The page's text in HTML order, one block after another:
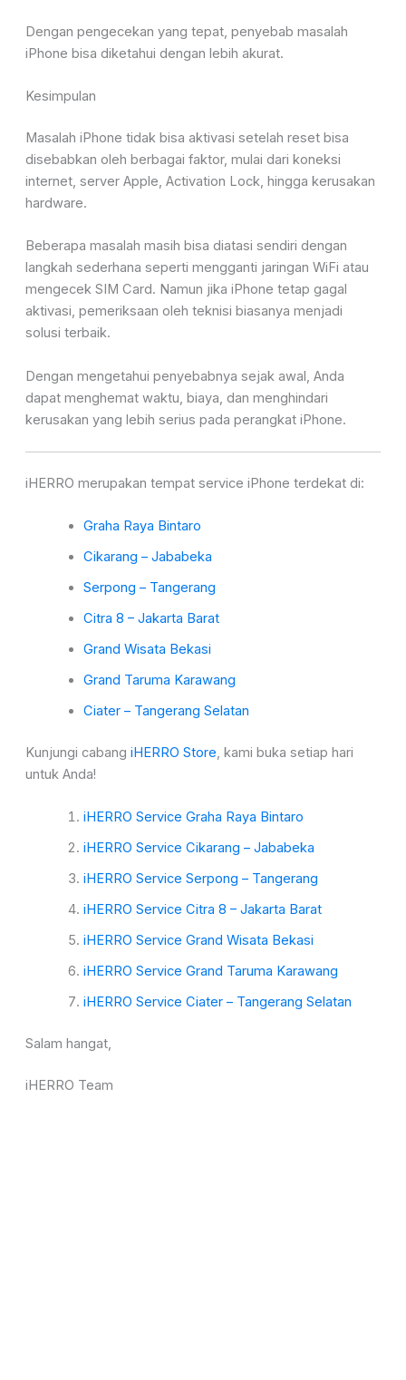
Dengan pengecekan yang tepat, penyebab masalah
iPhone bisa diketahui dengan lebih akurat.
Kesimpulan
Masalah iPhone tidak bisa aktivasi setelah reset bisa
disebabkan oleh berbagai faktor, mulai dari koneksi
internet, server Apple, Activation Lock, hingga kerusakan
hardware.
Beberapa masalah masih bisa diatasi sendiri dengan
langkah sederhana seperti mengganti jaringan WiFi atau
mengecek SIM Card. Namun jika iPhone tetap gagal
aktivasi, pemeriksaan oleh teknisi biasanya menjadi
solusi terbaik.
Dengan mengetahui penyebabnya sejak awal, Anda
dapat menghemat waktu, biaya, dan menghindari
kerusakan yang lebih serius pada perangkat iPhone.
iHERRO merupakan tempat service iPhone terdekat di:
Graha Raya Bintaro
Cikarang – Jababeka
Serpong – Tangerang
Citra 8 – Jakarta Barat
Grand Wisata Bekasi
Grand Taruma Karawang
Ciater – Tangerang Selatan
Kunjungi cabang iHERRO Store, kami buka setiap hari
untuk Anda!
iHERRO Service Graha Raya Bintaro
iHERRO Service Cikarang – Jababeka
iHERRO Service Serpong – Tangerang
iHERRO Service Citra 8 – Jakarta Barat
iHERRO Service Grand Wisata Bekasi
iHERRO Service Grand Taruma Karawang
iHERRO Service Ciater – Tangerang Selatan
Salam hangat,
iHERRO Team